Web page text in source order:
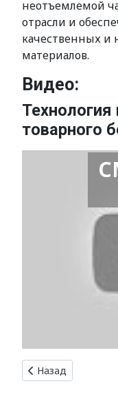
неотъемлемой
отрасли и
качественных и
материалов.
Видео:
Технология
товарного
Предыдущий:
Назад